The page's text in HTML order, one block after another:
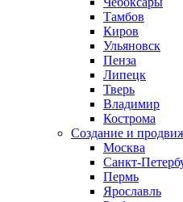
Тамбов
Киров
Ульяновск
Пенза
Липецк
Тверь
Владимир
Кострома
Создание и
Москва
Санкт-
Пермь
Ярославль